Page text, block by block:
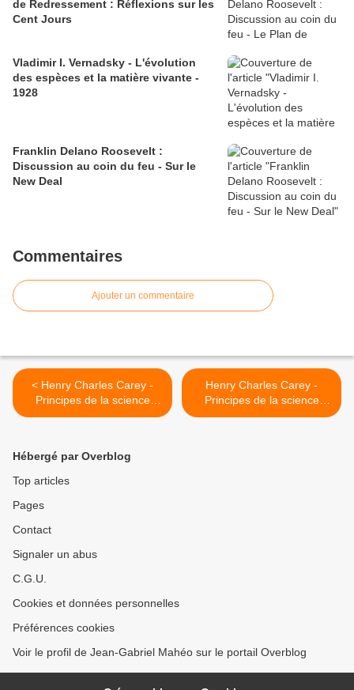
de Redressement : Réflexions sur les
Cent Jours
Vladimir I. Vernadsky - L'évolution
des espèces et la matière vivante -
1928
Franklin Delano Roosevelt :
Discussion au coin du feu - Sur le
New Deal
Commentaires
Ajouter un commentaire
< Henry Charles Carey -
Principes de la science
sociale - Tome I - Chapitre
Henry Charles Carey -
Principes de la science
sociale - Tome I - Chapitre
Hébergé par Overblog
Top articles
Pages
Contact
Signaler un abus
C.G.U.
Cookies et données personnelles
Préférences cookies
Voir le profil de Jean-Gabriel Mahéo sur le portail Overblog